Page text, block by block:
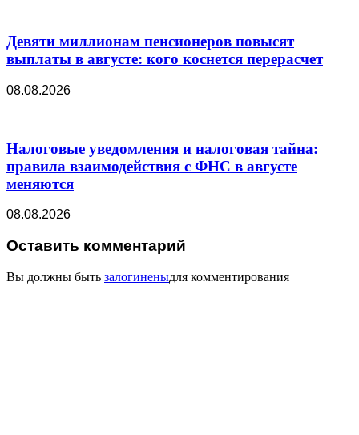
Девяти миллионам пенсионеров повысят
выплаты в августе: кого коснется перерасчет
08.08.2026
Налоговые уведомления и налоговая тайна:
правила взаимодействия с ФНС в августе
меняются
08.08.2026
Оставить комментарий
Вы должны быть залогиненыдля комментирования